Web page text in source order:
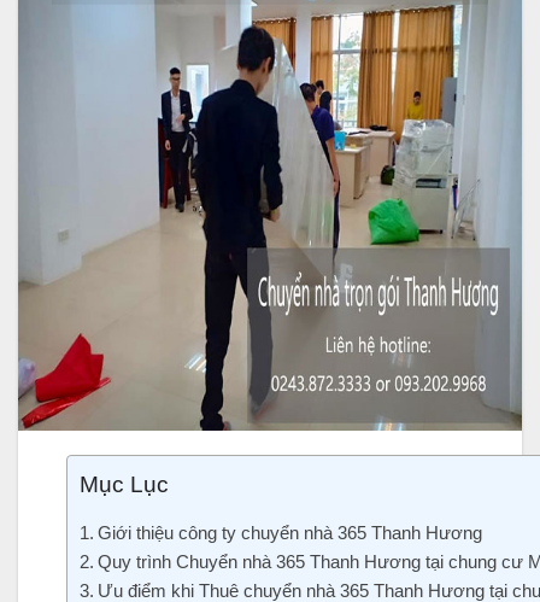
Mục Lục
Giới thiệu công ty chuyển nhà 365 Thanh Hương
Quy trình Chuyển nhà 365 Thanh Hương tại chung cư
Ưu điểm khi Thuê chuyển nhà 365 Thanh Hương tại